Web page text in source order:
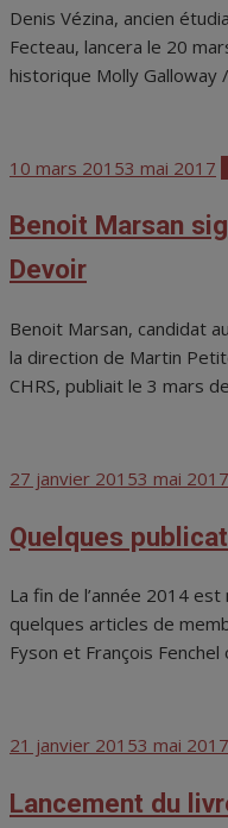
Denis Vézina, ancien
Fecteau, lancera le 20
historique Molly Galloway
Posted
10 mars 20153 mai 2017
Benoit Marsan
Devoir
Benoit Marsan, candidat
la direction de Martin
CHRS, publiait le 3 mars
Posted
27 janvier 20153 mai 2017
Quelques
La fin de l’année 2014
quelques articles de
Fyson et François Fenchel
Posted
21 janvier 20153 mai 2017
Lancement du